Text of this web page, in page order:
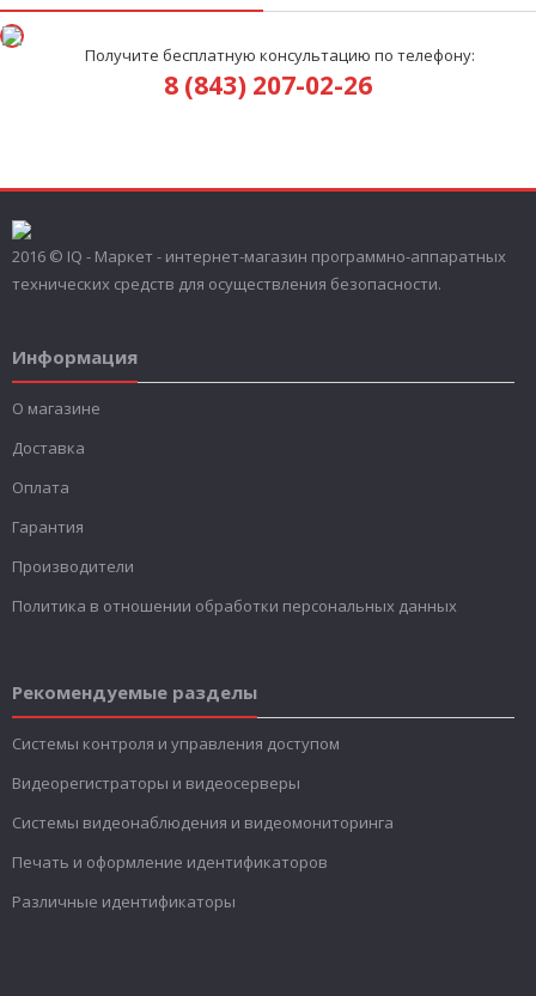
Получите бесплатную консультацию по телефону:
8 (843) 207-02-26
2016 © IQ - Маркет - интернет-магазин программно-аппаратных
технических средств для осуществления безопасности.
Информация
О магазине
Доставка
Оплата
Гарантия
Производители
Политика в отношении обработки персональных данных
Рекомендуемые разделы
Системы контроля и управления доступом
Видеорегистраторы и видеосерверы
Системы видеонаблюдения и видеомониторинга
Печать и оформление идентификаторов
Различные идентификаторы